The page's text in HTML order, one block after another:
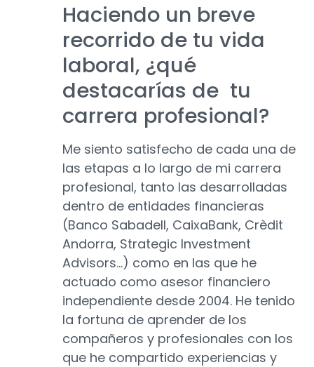
Haciendo un breve
recorrido de tu vida
laboral, ¿qué
destacarías de tu
carrera profesional?
Me siento satisfecho de cada una de
las etapas a lo largo de mi carrera
profesional, tanto las desarrolladas
dentro de entidades financieras
(Banco Sabadell, CaixaBank, Crèdit
Andorra, Strategic Investment
Advisors…) como en las que he
actuado como asesor financiero
independiente desde 2004. He tenido
la fortuna de aprender de los
compañeros y profesionales con los
que he compartido experiencias y